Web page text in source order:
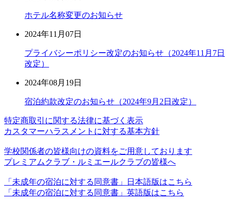
ホテル名称変更のお知らせ
2024年11月07日
プライバシーポリシー改定のお知らせ（2024年11月7日
改定）
2024年08月19日
宿泊約款改定のお知らせ（2024年9月2日改定）
特定商取引に関する法律に基づく表示
カスタマーハラスメントに対する基本方針
学校関係者の皆様向けの資料をご用意しております
プレミアムクラブ・ルミエールクラブの皆様へ
「未成年の宿泊に対する同意書」日本語版はこちら
「未成年の宿泊に対する同意書」英語版はこちら